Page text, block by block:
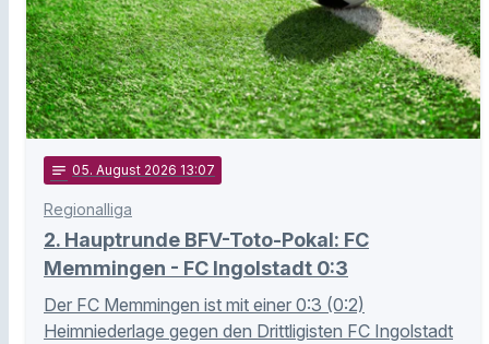
notes 05. August 2026 13:07
Regionalliga
2. Hauptrunde BFV-Toto-Pokal: FC
Memmingen - FC Ingolstadt 0:3
Der FC Memmingen ist mit einer 0:3 (0:2)
Heimniederlage gegen den Drittligisten FC Ingolstadt